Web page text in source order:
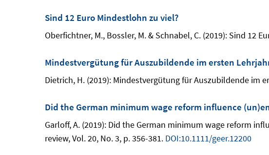
Sind 12 Euro Mindestlohn zu viel?
Oberfichtner, M., Bossler, M. & Schnabel, C. (2019): Sind 12
Mindestvergütung für Auszubildende im ersten
Dietrich, H. (2019): Mindestvergütung für Auszubildende im
Did the German minimum wage reform influence
Garloff, A. (2019): Did the German minimum wage reform
review, Vol. 20, No. 3, p. 356-381. DOI:10.1111/geer.12200